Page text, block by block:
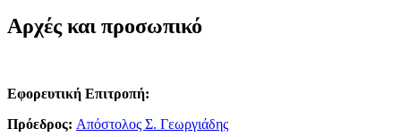
Αρχές και προσωπικό
Eφορευτική Eπιτροπή:
Πρόεδρος: Απόστολος Σ. Γεωργιάδης